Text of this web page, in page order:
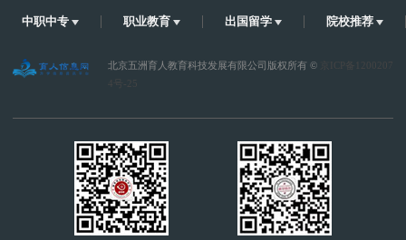
中职中专 职业教育 出国留学 院校推荐
北京五洲育人教育科技发展有限公司版权所有 ©
京ICP备1200207
4号-25